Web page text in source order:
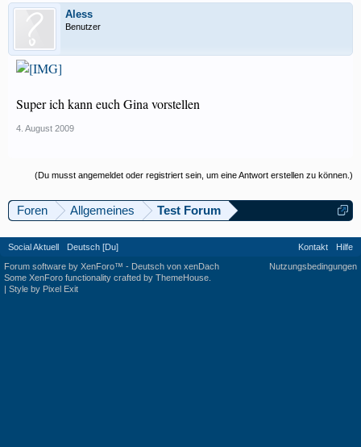
Aless
Benutzer
Super ich kann euch Gina vorstellen
4. August 2009
(Du musst angemeldet oder registriert sein, um eine Antwort erstellen zu können.)
Foren Allgemeines Test Forum
Social Aktuell Deutsch [Du] Kontakt
Hilfe
Nutzungsbedingungen
Forum software by XenForo™ - Deutsch von xenDach
Some XenForo functionality crafted by ThemeHouse
| Style by Pixel Exit